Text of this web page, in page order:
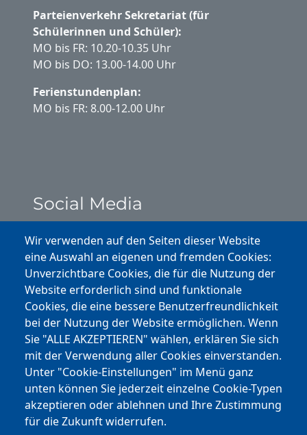
Wir verwenden auf den Seiten dieser Website
eine Auswahl an eigenen und fremden Cookies:
Unverzichtbare Cookies, die für die Nutzung der
Website erforderlich sind und funktionale
Cookies, die eine bessere Benutzerfreundlichkeit
bei der Nutzung der Website ermöglichen. Wenn
Sie "ALLE AKZEPTIEREN" wählen, erklären Sie sich
mit der Verwendung aller Cookies einverstanden.
Unter "Cookie-Einstellungen" im Menü ganz
unten können Sie jederzeit einzelne Cookie-Typen
akzeptieren oder ablehnen und Ihre Zustimmung
für die Zukunft widerrufen.
Parteienverkehr Sekretariat (für
Schülerinnen und Schüler):
MO bis FR: 10.20-10.35 Uhr
MO bis DO: 13.00-14.00 Uhr
Ferienstundenplan:
MO bis FR: 8.00-12.00 Uhr
Social Media
Instagram
Facebook
Youtube
Andere Bereiche
transp. Verwaltung / Amm. Trasparente
Nationaler Plan für Aufbau und Resilienz
Cookie-Einstellungen